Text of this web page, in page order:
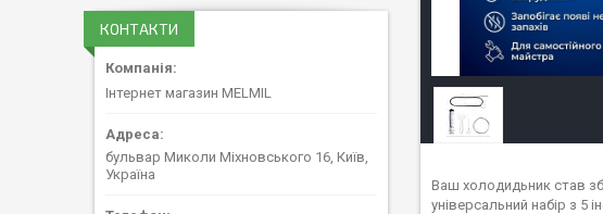
Ваш холодидьник став
універсальний набір з
КОНТАКТИ
Інтернет магазин MELMIL
бульвар Миколи Міхновського 16, Київ,
Україна